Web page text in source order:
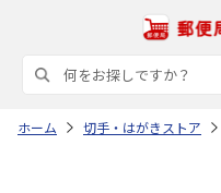
ホーム 切手・はがきストア